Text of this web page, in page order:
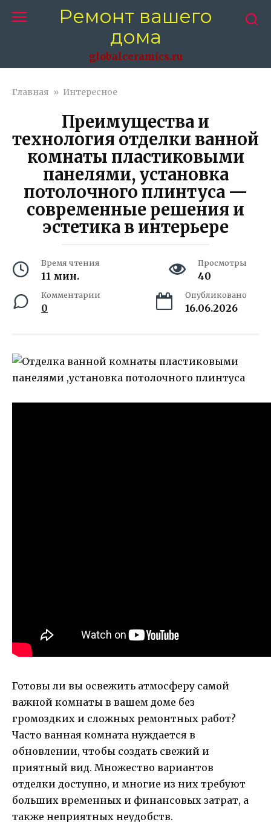
Ремонт вашего
дома
globalceramics.ru
Главная » Интересное
Преимущества и
технология отделки ванной
комнаты пластиковыми
панелями, установка
потолочного плинтуса —
современные решения и
эстетика в интерьере
Время чтения
11 мин.
Просмотры
40
Комментарии
0
Опубликовано
16.06.2026
Готовы ли вы освежить атмосферу самой
важной комнаты в вашем доме без
громоздких и сложных ремонтных работ?
Часто ванная комната нуждается в
обновлении, чтобы создать свежий и
приятный вид. Множество вариантов
отделки доступно, и многие из них требуют
больших временных и финансовых затрат, а
также неприятных неудобств.